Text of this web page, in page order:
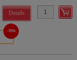
Details
70%